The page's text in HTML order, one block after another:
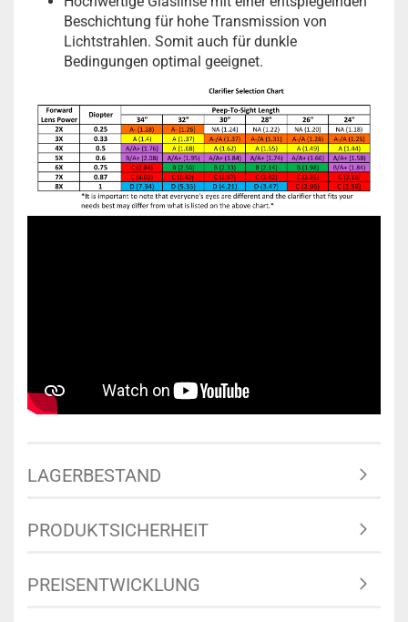
Beschichtung für hohe Transmission von
Lichtstrahlen. Somit auch für dunkle
Bedingungen optimal geeignet.
LAGERBESTAND
PRODUKTSICHERHEIT
PREISENTWICKLUNG